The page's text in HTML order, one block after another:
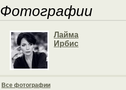
Фотографии
Лайма
Ирбис
Все фотографии